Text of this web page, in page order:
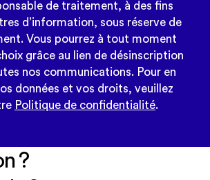
de traitement, à des fins
d’information, sous réserve de
Vous pourrez à tout moment
grâce au lien de désinscription
nos communications. Pour en
données et vos droits, veuillez
Politique de confidentialité.
?